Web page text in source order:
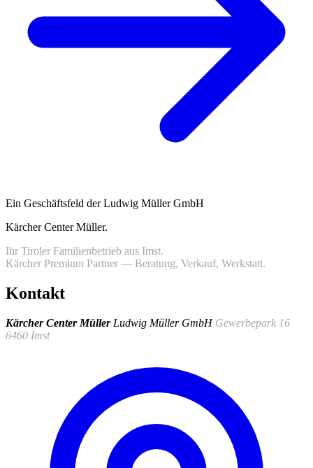
Ein Geschäftsfeld der Ludwig Müller GmbH
Kärcher Center Müller.
Ihr Tiroler Familienbetrieb aus Imst.
Kärcher Premium Partner — Beratung, Verkauf, Werkstatt.
Kontakt
Kärcher Center Müller Ludwig Müller GmbH Gewerbepark 16
6460 Imst